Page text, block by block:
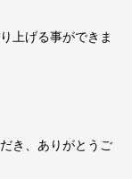
上げる事ができま
き、ありがとうご